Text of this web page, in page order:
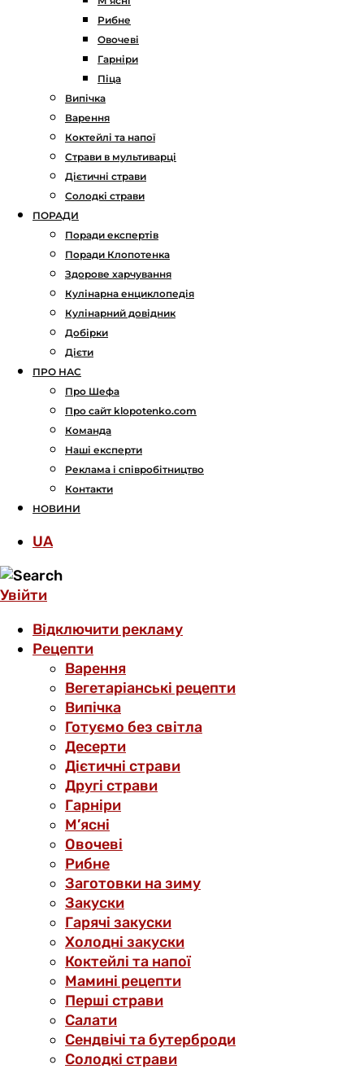
Рибне
Овочеві
Гарніри
Піца
Випічка
Варення
Коктейлі та напої
Страви в мультиварці
Дієтичні страви
Солодкі страви
ПОРАДИ
Поради експертів
Поради Клопотенка
Здорове харчування
Кулінарна енциклопедія
Кулінарний довідник
Добірки
Дієти
ПРО НАС
Про Шефа
Про сайт klopotenko.com
Команда
Наші експерти
Реклама і співробітництво
Контакти
НОВИНИ
UA
Увійти
Відключити рекламу
Рецепти
Варення
Вегетаріанські рецепти
Випічка
Готуємо без світла
Десерти
Дієтичні страви
Другі страви
Гарніри
М’ясні
Овочеві
Рибне
Заготовки на зиму
Закуски
Гарячі закуски
Холодні закуски
Коктейлі та напої
Мамині рецепти
Перші страви
Салати
Сендвічі та бутерброди
Солодкі страви